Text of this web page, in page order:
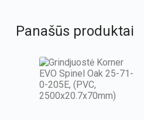
Panašūs produktai